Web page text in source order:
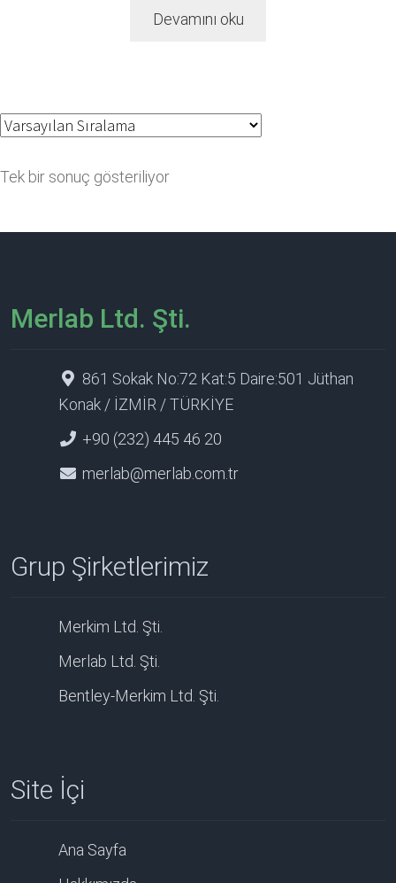
Devamını oku
Tek bir sonuç gösteriliyor
Merlab Ltd. Şti.
861 Sokak No:72 Kat:5 Daire:501 Jüthan
Konak / İZMİR / TÜRKİYE
+90 (232) 445 46 20
merlab@merlab.com.tr
Grup Şirketlerimiz
Merkim Ltd. Şti.
Merlab Ltd. Şti.
Bentley-Merkim Ltd. Şti.
Site İçi
Ana Sayfa